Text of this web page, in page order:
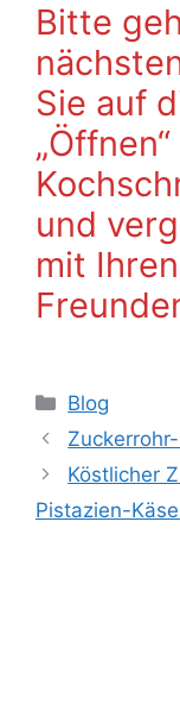
Bitte
Sie auf
und
mit
Kategorien
Blog
Köstlicher
Pistazien-